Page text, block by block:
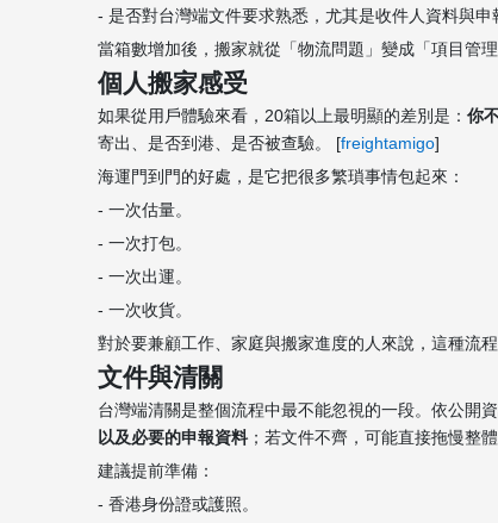
- 是否對台灣端文件要求熟悉，尤其是收件人資料與申
當箱數增加後，搬家就從「物流問題」變成「項目管
個人搬家感受
如果從用戶體驗來看，20箱以上最明顯的差別是： 你
寄出、是否到港、是否被查驗。 [freightamigo]
海運門到門的好處，是它把很多繁瑣事情包起來：
- 一次估量。
- 一次打包。
- 一次出運。
- 一次收貨。
對於要兼顧工作、家庭與搬家進度的人來說，這種流
文件與清關
台灣端清關是整個流程中最不能忽視的一段。依公開
以及必要的申報資料；若文件不齊，可能直接拖慢整
建議提前準備：
- 香港身份證或護照。